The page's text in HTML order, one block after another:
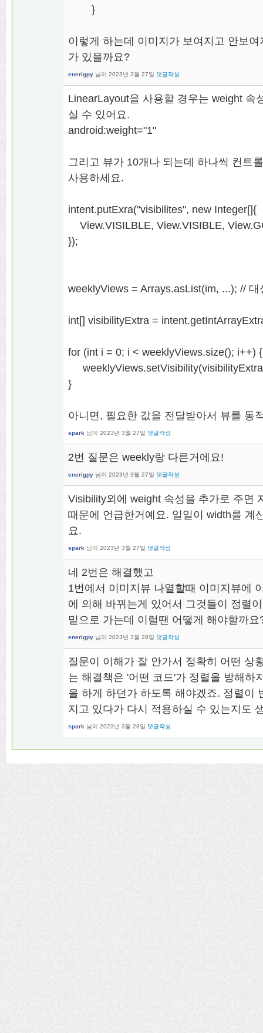
}
이렇게 하는데 이미지가 보여지고 안보
가 있을까요?
enerigpy 님이 2023년 3월 27일 댓글작성
LinearLayout을 사용할 경우는 weight 속
실 수 있어요.
android:weight="1"
그리고 뷰가 10개나 되는데 하나씩 컨트
사용하세요.
intent.putExra("visibilites", new Integer[]{
View.VISILBLE, View.VISIBLE,
});
weeklyViews = Arrays.asList(im, ...); //
int[] visibilityExtra =
for (int i = 0; i < weeklyViews.size(); i++) {
}
아니면, 필요한 값을 전달받아서 뷰를 동
spark 님이 2023년 3월 27일 댓글작성
2번 질문은 weekly랑 다른거에요!
enerigpy 님이 2023년 3월 27일 댓글작성
Visibility외에 weight 속성을 추가로 주면
때문에 언급한거예요. 일일이 width를 계
요.
spark 님이 2023년 3월 27일 댓글작성
네 2번은 해결했고
1번에서 이미지뷰 나열할때 이미지뷰에
에 의해 바뀌는게 있어서 그것들이 정렬
밑으로 가는데 이럴땐 어떻게 해야할까요
enerigpy 님이 2023년 3월 28일 댓글작성
질문이 이해가 잘 안가서 정확히 어떤 상
는 해결책은 '어떤 코드'가 정렬을 방해하
을 하게 하던가 하도록 해야겠죠. 정렬이
지고 있다가 다시 적용하실 수 있는지도
spark 님이 2023년 3월 28일 댓글작성